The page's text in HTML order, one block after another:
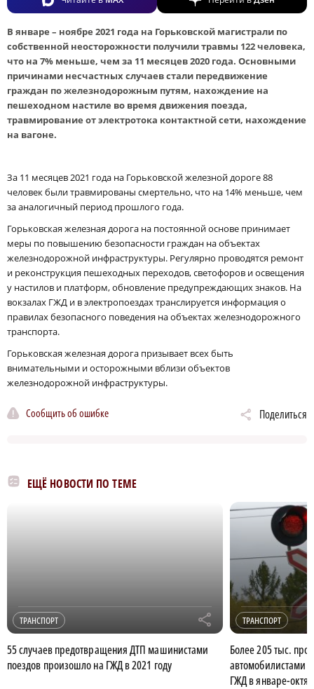
В январе – ноябре 2021 года на Горьковской магистрали по
собственной неосторожности получили травмы 122 человека,
что на 7% меньше, чем за 11 месяцев 2020 года. Основными
причинами несчастных случаев стали передвижение
граждан по железнодорожным путям, нахождение на
пешеходном настиле во время движения поезда,
травмирование от электротока контактной сети, нахождение
на вагоне.
За 11 месяцев 2021 года на Горьковской железной дороге 88
человек были травмированы смертельно, что на 14% меньше, чем
за аналогичный период прошлого года.
Горьковская железная дорога на постоянной основе принимает
меры по повышению безопасности граждан на объектах
железнодорожной инфраструктуры. Регулярно проводятся ремонт
и реконструкция пешеходных переходов, светофоров и освещения
у настилов и платформ, обновление предупреждающих знаков. На
вокзалах ГЖД и в электропоездах транслируется информация о
правилах безопасного поведения на объектах железнодорожного
транспорта.
Горьковская железная дорога призывает всех быть
внимательными и осторожными вблизи объектов
железнодорожной инфраструктуры.
Сообщить об ошибке Поделиться
ЕЩЁ НОВОСТИ ПО ТЕМЕ
ТРАНСПОРТ r
55 случаев предотвращения ДТП машинистами
поездов произошло на ГЖД в 2021 году
ТРАНСПОРТ
Более 205 тыс.
автомобилистами
ГЖД в январе-